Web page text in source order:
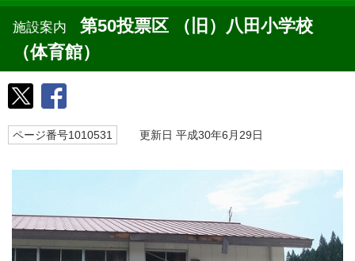
施設案内 第50投票区 （旧）八田小学校
（体育館）
ページ番号1010531 更新日 平成30年6月29日